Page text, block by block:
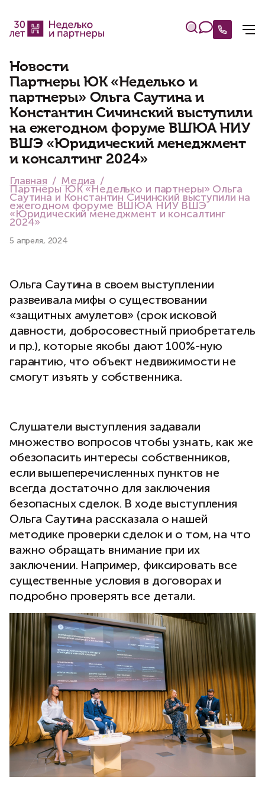
Новости
Партнеры ЮК «Неделько и
партнеры» Ольга Саутина и
Константин Сичинский выступили
на ежегодном форуме ВШЮА НИУ
ВШЭ «Юридический менеджмент
и консалтинг 2024»
Главная Медиа
Партнеры ЮК «Неделько и партнеры» Ольга
Саутина и Константин Сичинский выступили на
ежегодном форуме ВШЮА НИУ ВШЭ
«Юридический менеджмент и консалтинг
2024»
5 апреля, 2024
Ольга Саутина в своем выступлении
развеивала мифы о существовании
«защитных амулетов» (срок исковой
давности, добросовестный приобретатель
и пр.), которые якобы дают 100%-ную
гарантию, что объект недвижимости не
смогут изъять у собственника.
Слушатели выступления задавали
множество вопросов чтобы узнать, как же
обезопасить интересы собственников,
если вышеперечисленных пунктов не
всегда достаточно для заключения
безопасных сделок. В ходе выступления
Ольга Саутина рассказала о нашей
методике проверки сделок и о том, на что
важно обращать внимание при их
заключении. Например, фиксировать все
существенные условия в договорах и
подробно проверять все детали.